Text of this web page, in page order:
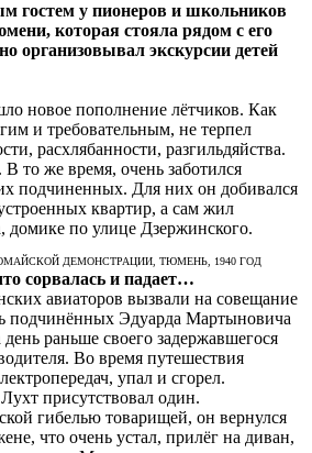
гостем у пионеров и школьников
которая стояла рядом с его
организовывал экскурсии детей
новое пополнение лётчиков. Как
и требовательным, не терпел
расхлябанности, разгильдяйства.
то же время, очень заботился
подчиненных. Для них он добивался
квартир, а сам жил
домике по улице Дзержинского.
ДЕМОНСТРАЦИИ, ТЮМЕНЬ, 1940 ГОД
сорвалась и падает…
авиаторов вызвали на совещание
подчинённых Эдуарда Мартыновича
раньше своего задержавшегося
Во время путешествия
упал и сгорел.
присутствовал один.
гибелью товарищей, он вернулся
что очень устал, прилёг на диван,